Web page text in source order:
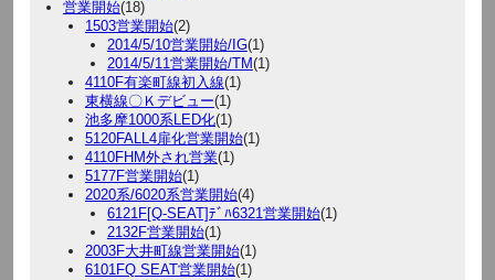
営業開始(18)
1503営業開始(2)
2014/5/10営業開始/IG(1)
2014/5/11営業開始/TM(1)
4110F有楽町線初入線(1)
東横線〇Ｋデビュー(1)
池多摩1000系LED化(1)
5120FALL4扉化営業開始(1)
4110FHM外され営業(1)
5177F営業開始(1)
2020系/6020系営業開始(4)
6121F[Q-SEAT]ﾃﾞﾊ6321営業開始(1)
2132F営業開始(1)
2003F大井町線営業開始(1)
6101FQ SEAT営業開始(1)